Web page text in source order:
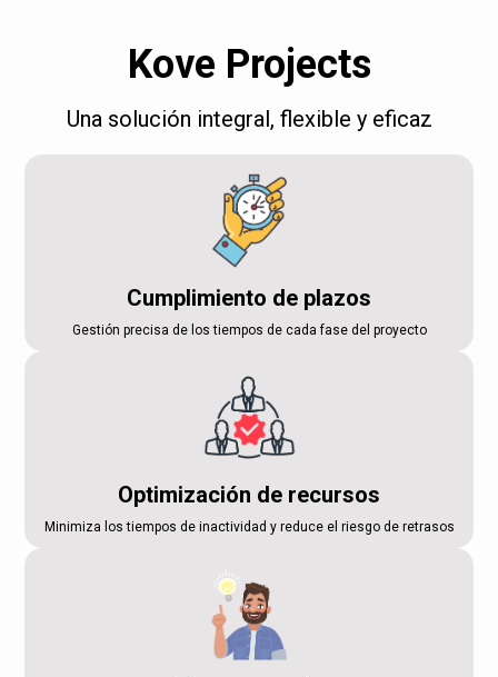
Kove Projects
Una solución integral, flexible y eficaz
Cumplimiento de plazos
Gestión precisa de los tiempos de cada fase del proyecto
Optimización de recursos
Minimiza los tiempos de inactividad y reduce el riesgo de retrasos